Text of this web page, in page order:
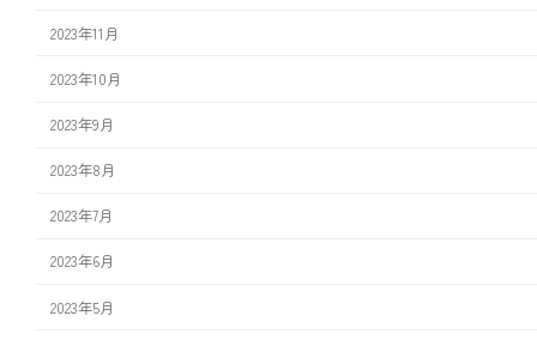
2023年11月
2023年10月
2023年9月
2023年8月
2023年7月
2023年6月
2023年5月